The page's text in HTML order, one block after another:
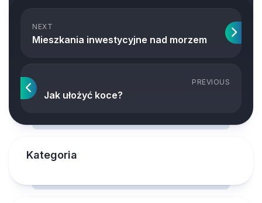
NEXT
Mieszkania inwestycyjne nad morzem
PREVIOUS
Jak ułożyć koce?
Kategoria